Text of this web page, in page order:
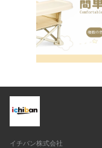
イチバン株式会社